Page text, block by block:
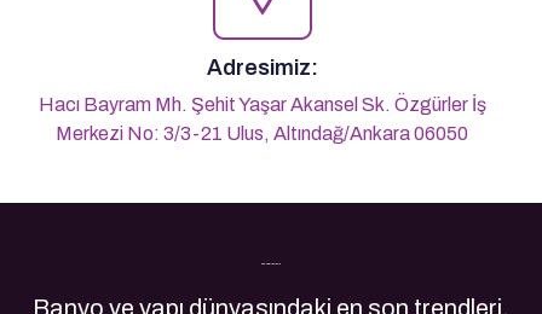
Adresimiz:
Hacı Bayram Mh. Şehit Yaşar Akansel Sk. Özgürler İş
Merkezi No: 3/3-21 Ulus, Altındağ/Ankara 06050
Son Yazılarımız
Banyo ve yapı dünyasındaki en son trendleri,